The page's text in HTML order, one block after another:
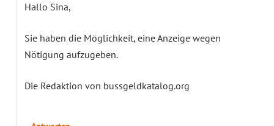
Hallo Sina,
Sie haben die Möglichkeit, eine Anzeige wegen
Nötigung aufzugeben.
Die Redaktion von bussgeldkatalog.org